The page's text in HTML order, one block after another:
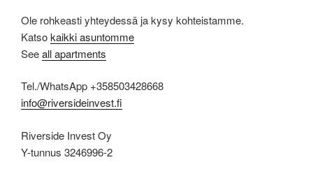
Ole rohkeasti yhteydessä ja kysy kohteistamme.
Katsokaikki asuntomme
Seeall apartments
Tel./WhatsApp +358503428668
info@riversideinvest.fi
Riverside Invest Oy
Y-tunnus 3246996-2